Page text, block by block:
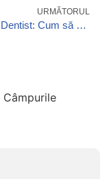
URMĂTORUL
Teama de Dentist: Cum să o Depășiți
Câmpurile